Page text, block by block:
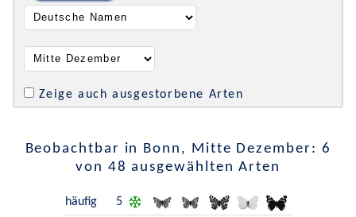
Zeige auch ausgestorbene Arten
Beobachtbar in Bonn, Mitte Dezember: 6
von 48 ausgewählten Arten
häufig
5